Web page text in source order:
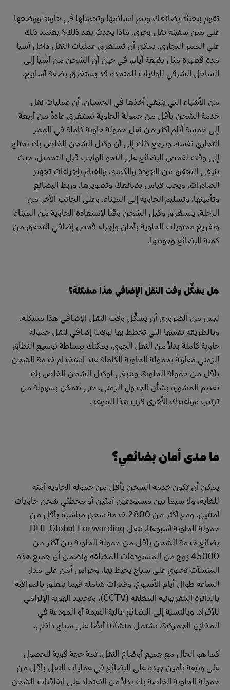
تقوم بتعبئة بضائعك ويتم استلامها وتحميلها في حاوية ووضعها
على متن سفينة نقل بحري. ماذا يحدث بعد ذلك؟ يعتمد ذلك
على الممر التجاري. يمكن أن تستغرق عمليات النقل داخل آسيا
مدة قصيرة مثل بضعة أيام، في حين أن الشحن من آسيا إلى
الساحل الشرقي للولايات المتحدة قد يستغرق بضعة أسابيع.
من الأشياء التي ينبغي أخذها في الحسبان، أن عمليات نقل
خدمة الشحن بأقل من حمولة الحاوية تستغرق عادةً من أربعة
إلى خمسة أيام أكثر من نقل حمولة حاوية كاملة في الممر
التجاري نفسه. ويرجع ذلك إلى أن وكيل الشحن الخاص بك يحتاج
إلى وقت لفحص البضائع على النحو الواجب قبل التحميل، حيث
ينبغي التحقق من الجودة والكمية، والقيام بإجراءات تجهيز
الصادرات، ويجب قياس بضائعك وتصويرها، وربط البضائع
وتأمينها، وتسليم الحاوية إلى الميناء. وعلى الجانب الآخر من
الرحلة، يستغرق وكيل الشحن وقتًا لاستعادة الحاوية من الميناء
وتفريغ محتويات الحاوية بأمان وإجراء فحص إضافي للتحقق من
كمية البضائع وجودتها.
هل يشكِّل وقت النقل الإضافي هذا مشكلة؟
ليس من الضروري أن يشكِّل وقت النقل الإضافي هذا مشكلة.
وبالطريقة نفسها التي تخطط بها لوقت إضافي لنقل حمولة
حاوية كاملة بدلاً من النقل الجوي، يمكنك ببساطة توسيع النطاق
الزمني مقارنةً بحمولة الحاوية الكاملة عند استخدام خدمة الشحن
بأقل من حمولة الحاوية. وينبغي لوكيل الشحن الخاص بك
تقديم المشورة بشأن الجدول الزمني، حتى تتمكن بسهولة من
ترتيب مواعيدك الأخرى قرب هذا الموعد.
ما مدى أمان بضائعي؟
يمكن أن تكون خدمة الشحن بأقل من حمولة الحاوية آمنة
للغاية، ولا سيما بين مستودعَين آمنَين أو محطتَي شحن حاويات
آمنتَين. ومع أكثر من 2800 خدمة شحن مباشرة بأقل من
حمولة الحاوية أسبوعيًا، تنقل DHL Global Forwarding
بضائع خدمة الشحن بأقل من حمولة الحاوية بين أكثر من
45000 زوج من المستودعات المختلفة ونضمن أن جميع هذه
المنشآت تحتوي على سياج يحيط بها، وحراس أمن على مدار
الساعة طوال أيام الأسبوع، وقدرات شاملة فيما يتعلق بالمراقبة
بالدائرة التلفزيونية المغلقة (CCTV)، وتحديد الهوية الإلزامي
للأفراد. وبالنسبة إلى البضائع عالية القيمة أو المودعة في
المخازن الجمركية، تشتمل منشآتنا أيضًا على سياج داخلي.
كما هو الحال مع جميع أوضاع النقل، ثمة حجة قوية للحصول
على وثيقة تأمين جيدة على البضائع في عمليات النقل بأقل من
حمولة الحاوية الخاصة بك بدلاً من الاعتماد على اتفاقيات الشحن